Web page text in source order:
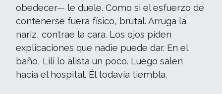
obedecer— le duele. Como si el esfuerzo de
contenerse fuera físico, brutal. Arruga la
nariz, contrae la cara. Los ojos piden
explicaciones que nadie puede dar. En el
baño, Lili lo alista un poco. Luego salen
hacia el hospital. Él todavía tiembla.